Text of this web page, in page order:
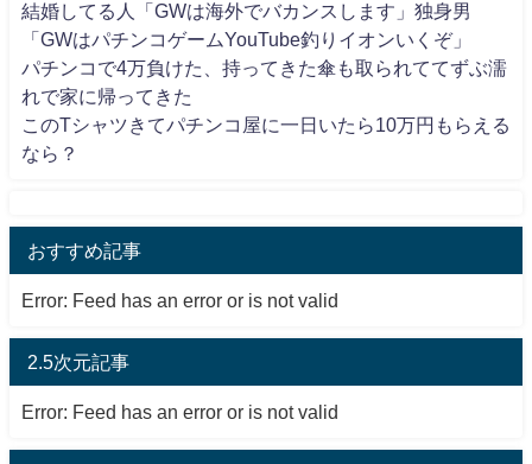
結婚してる人「GWは海外でバカンスします」独身男
「GWはパチンコゲームYouTube釣りイオンいくぞ」
パチンコで4万負けた、持ってきた傘も取られててずぶ濡
れで家に帰ってきた
このTシャツきてパチンコ屋に一日いたら10万円もらえる
なら？
おすすめ記事
Error: Feed has an error or is not valid
2.5次元記事
Error: Feed has an error or is not valid